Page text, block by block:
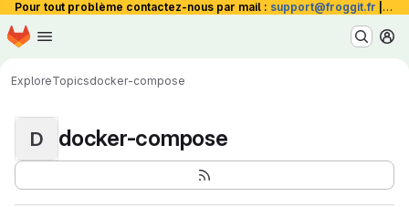
Pour tout problème contactez-nous par mail : support@froggit.fr La
Skip to main content
Homepage
ExploreTopicsdocker-compose
D docker-compose